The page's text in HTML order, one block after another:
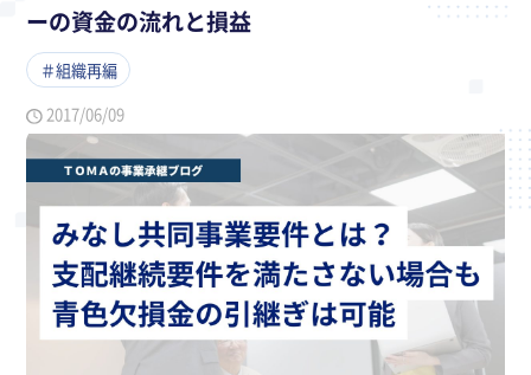
ーの資金の流れと損益
＃組織再編
2017/06/09